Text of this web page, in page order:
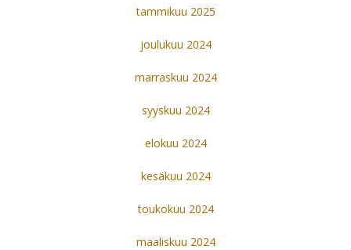
tammikuu 2025
joulukuu 2024
marraskuu 2024
syyskuu 2024
elokuu 2024
kesäkuu 2024
toukokuu 2024
maaliskuu 2024